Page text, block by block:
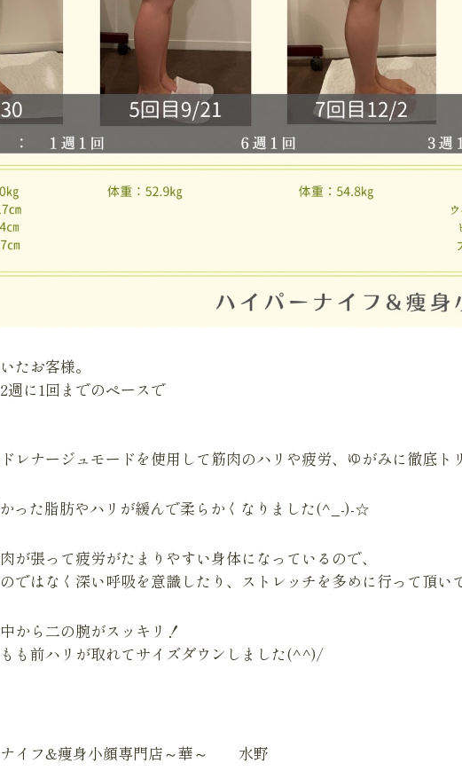
たお客様。
週に1回までのペースで
レナージュモードを使用して筋肉のハリや疲労、ゆがみに徹底ト
った脂肪やハリが緩んで柔らかくなりました(^_-)-☆
が張って疲労がたまりやすい身体になっているので、
ではなく深い呼吸を意識したり、ストレッチを多めに行って頂い
から二の腕がスッキリ！
も前ハリが取れてサイズダウンしました(^^)/
イフ&痩身小顔専門店～華～ 水野